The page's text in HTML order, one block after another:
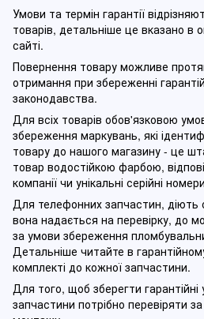
Умови та термін гарантії
товарів, детальніше це вказано в
сайті.
Повернення товару можливе
отримання при збереженні
законодавства.
Для всіх товарів обов'язковою
збереження маркувань, які
товару до нашого магазину - це
товар водостійкою фарбою,
компанії чи унікальні серійні
Для телефонних запчастин, діють
вона надається на перевірку, до
за умови збереження
Детальніше читайте в
комплекті до кожної запчастини.
Для того, щоб зберегти гарантійні
запчастини потрібно перевіряти